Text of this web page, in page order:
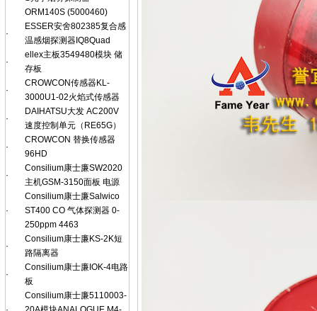
ORM140S (5000460)
·
ESSER安舍802385复合感
温感烟探测器IQ8Quad
·
ellex主板3549480模块 储
存板
·
CROWCON传感器KL-
3000U1-02火焰式传感器
·
DAIHATSU大发 AC200V
速度控制单元（RE65G）
·
CROWCON 替换传感器
96HD
·
Consilium康士廉SW2020
主机GSM-3150面板 电源
·
Consilium康士廉Salwico
ST400 CO 气体探测器 0-
250ppm 4463
·
Consilium康士廉KS-2K短
路隔离器
·
Consilium康士廉IOK-4电路
板
Consilium康士廉5110003-